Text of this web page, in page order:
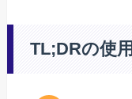
TL;DRの使